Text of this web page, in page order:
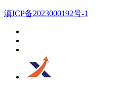
滇ICP备2023000192号-1